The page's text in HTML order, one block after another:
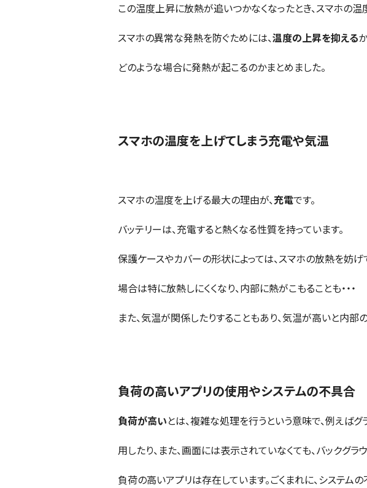
この温度上昇に放熱が追いつかなくなったとき、スマホの温
スマホの異常な発熱を防ぐためには、温度の上昇を抑えるか
どのような場合に発熱が起こるのかまとめました。
スマホの温度を上げてしまう充電や気温
スマホの温度を上げる最大の理由が、充電です。
バッテリーは、充電すると熱くなる性質を持っています。
保護ケースやカバーの形状によっては、スマホの放熱を妨
場合は特に放熱しにくくなり、内部に熱がこもることも・・・
また、気温が関係したりすることもあり、気温が高いと内部
負荷の高いアプリの使用やシステムの不具合
負荷が高いとは、複雑な処理を行うという意味で、例えば
用したり、また、画面には表示されていなくても、バックグ
負荷の高いアプリは存在しています。ごくまれに、システム